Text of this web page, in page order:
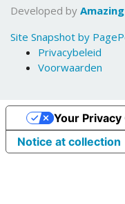
Developed by
Site Snapshot by
Privacybeleid
Voorwaarden
Notice at collection
Your Privacy